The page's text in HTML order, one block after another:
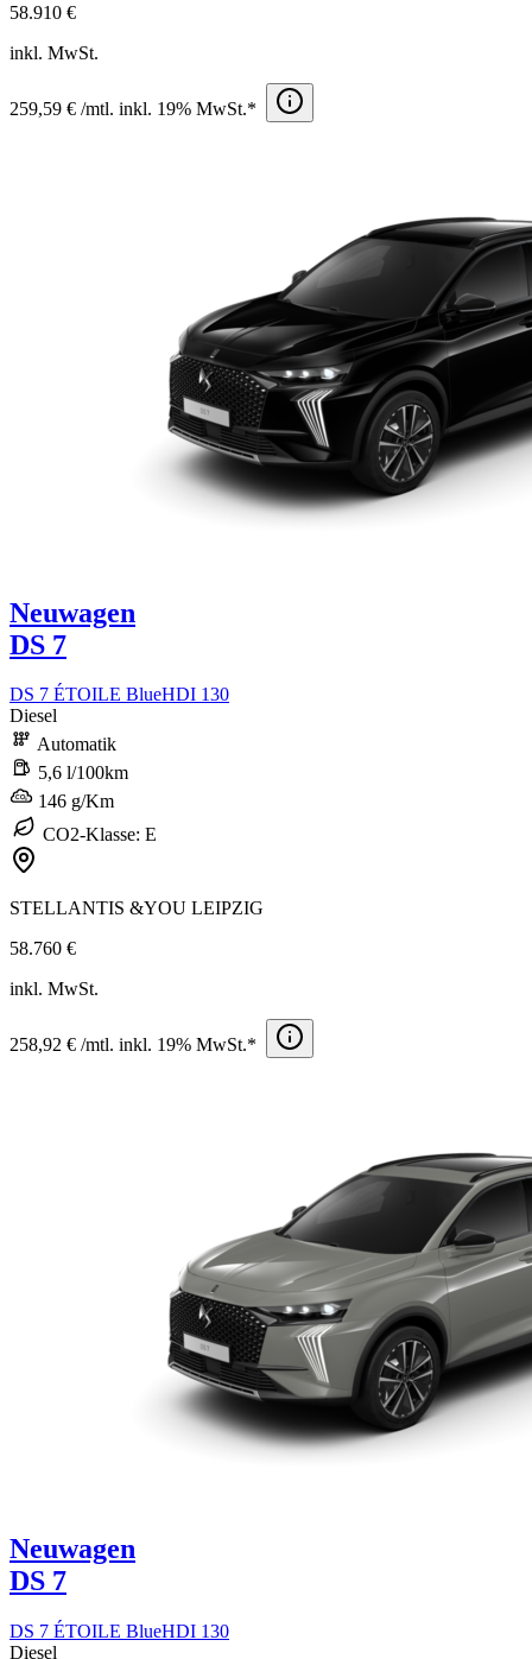
58.910 €
inkl. MwSt.
259,59 € /mtl. inkl. 19% MwSt.*
Neuwagen
DS 7
DS 7 ÉTOILE BlueHDI 130
Diesel
Automatik
5,6 l/100km
146 g/Km
CO2-Klasse: E
STELLANTIS &YOU LEIPZIG
58.760 €
inkl. MwSt.
258,92 € /mtl. inkl. 19% MwSt.*
Neuwagen
DS 7
DS 7 ÉTOILE BlueHDI 130
Diesel